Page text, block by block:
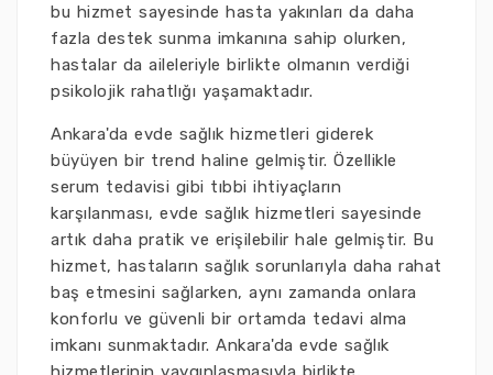
bu hizmet sayesinde hasta yakınları da daha
fazla destek sunma imkanına sahip olurken,
hastalar da aileleriyle birlikte olmanın verdiği
psikolojik rahatlığı yaşamaktadır.
Ankara'da evde sağlık hizmetleri giderek
büyüyen bir trend haline gelmiştir. Özellikle
serum tedavisi gibi tıbbi ihtiyaçların
karşılanması, evde sağlık hizmetleri sayesinde
artık daha pratik ve erişilebilir hale gelmiştir. Bu
hizmet, hastaların sağlık sorunlarıyla daha rahat
baş etmesini sağlarken, aynı zamanda onlara
konforlu ve güvenli bir ortamda tedavi alma
imkanı sunmaktadır. Ankara'da evde sağlık